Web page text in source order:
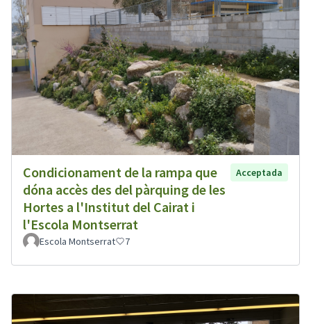
Condicionament de la rampa que
dóna accès des del pàrquing de les
Hortes a l'Institut del Cairat i
l'Escola Montserrat
Acceptada
Escola Montserrat 7